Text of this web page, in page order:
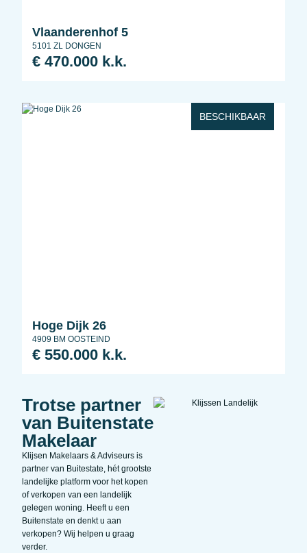
Vlaanderenhof 5
5101 ZL DONGEN
€ 470.000 k.k.
BESCHIKBAAR
Hoge Dijk 26
4909 BM OOSTEIND
€ 550.000 k.k.
Trotse partner
van Buitenstate
Makelaar
Klijsen Makelaars & Adviseurs is
partner van Buitestate, hét grootste
landelijke platform voor het kopen
of verkopen van een landelijk
gelegen woning. Heeft u een
Buitenstate en denkt u aan
verkopen? Wij helpen u graag
verder.